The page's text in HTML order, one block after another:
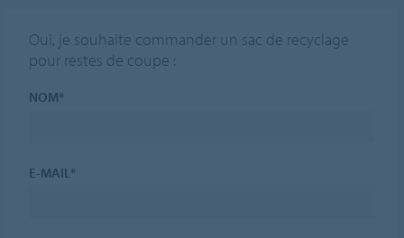
Oui, je souhaite commander un sac de recyclage
pour restes de coupe :
NOM*
E-MAIL*